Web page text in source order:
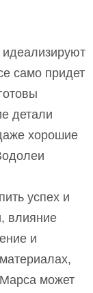
само придет
детали
хорошие
успех и
влияние
и
Марса может